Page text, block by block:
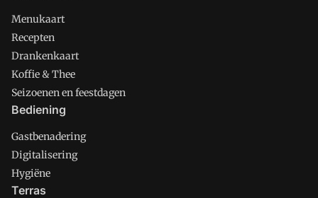
Menukaart
Recepten
Drankenkaart
Koffie & Thee
Seizoenen en feestdagen
Bediening
Gastbenadering
Digitalisering
Hygiëne
Terras